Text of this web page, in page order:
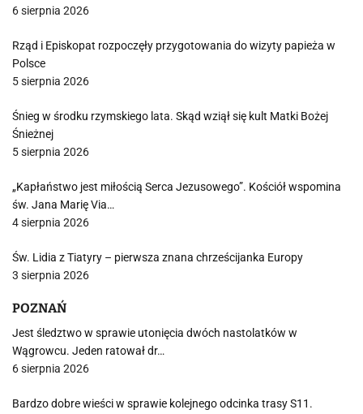
6 sierpnia 2026
Rząd i Episkopat rozpoczęły przygotowania do wizyty papieża w
Polsce
5 sierpnia 2026
Śnieg w środku rzymskiego lata. Skąd wziął się kult Matki Bożej
Śnieżnej
5 sierpnia 2026
„Kapłaństwo jest miłością Serca Jezusowego”. Kościół wspomina
św. Jana Marię Via…
4 sierpnia 2026
Św. Lidia z Tiatyry – pierwsza znana chrześcijanka Europy
3 sierpnia 2026
POZNAŃ
Jest śledztwo w sprawie utonięcia dwóch nastolatków w
Wągrowcu. Jeden ratował dr…
6 sierpnia 2026
Bardzo dobre wieści w sprawie kolejnego odcinka trasy S11.